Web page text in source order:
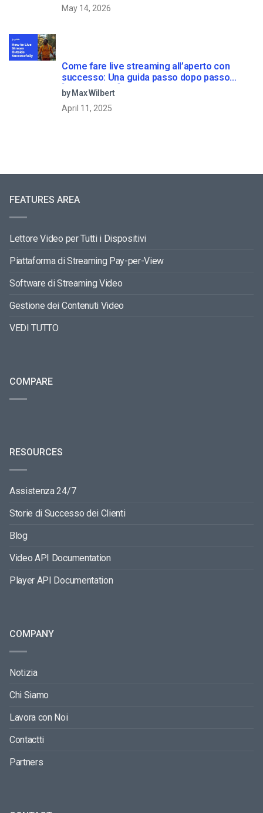
May 14, 2026
Come fare live streaming all’aperto con
successo: Una guida passo dopo passo
[2021 Update]
by Max Wilbert
April 11, 2025
FEATURES AREA
Lettore Video per Tutti i Dispositivi
Piattaforma di Streaming Pay-per-View
Software di Streaming Video
Gestione dei Contenuti Video
VEDI TUTTO
COMPARE
RESOURCES
Assistenza 24/7
Storie di Successo dei Clienti
Blog
Video API Documentation
Player API Documentation
COMPANY
Notizia
Chi Siamo
Lavora con Noi
Contactti
Partners